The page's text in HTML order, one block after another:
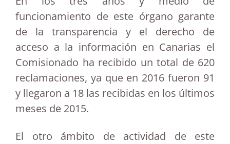
funcionamiento de este órgano garante
de la transparencia y el derecho de
acceso a la información en Canarias el
Comisionado ha recibido un total de 620
reclamaciones, ya que en 2016 fueron 91
y llegaron a 18 las recibidas en los últimos
meses de 2015.
El otro ámbito de actividad de este